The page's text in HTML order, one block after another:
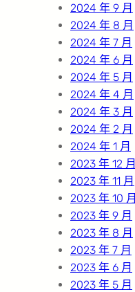
2024 年 9 月
2024 年 8 月
2024 年 7 月
2024 年 6 月
2024 年 5 月
2024 年 4 月
2024 年 3 月
2024 年 2 月
2024 年 1 月
2023 年 12 月
2023 年 11 月
2023 年 10 月
2023 年 9 月
2023 年 8 月
2023 年 7 月
2023 年 6 月
2023 年 5 月